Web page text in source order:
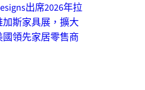
出席2026年拉
加斯家具展，擴大
國領先家居零售商